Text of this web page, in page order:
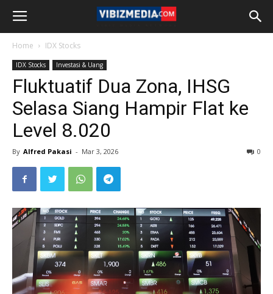
Home IDX Stocks
IDX Stocks Investasi & Uang
Fluktuatif Dua Zona, IHSG
Selasa Siang Hampir Flat ke
Level 8.020
By Alfred Pakasi - Mar 3, 2026 0